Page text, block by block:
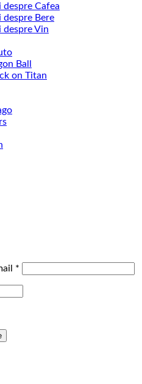
despre Cafea
despre Bere
despre Vin
Ball
on Titan
*